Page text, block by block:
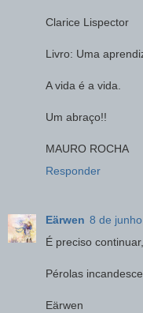
Clarice Lispector
Livro: Uma
A vida é a vida.
Um abraço!!
MAURO ROCHA
Responder
Eärwen 8 de
É preciso
Pérolas
Eärwen